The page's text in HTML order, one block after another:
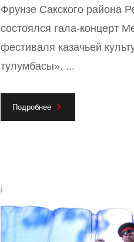
Фрунзе Сакского района
состоялся гала-концерт
фестиваля казачьей
тулумбасы». ...
Подробнее